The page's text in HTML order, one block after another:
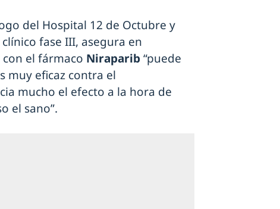
del Hospital 12 de Octubre y
fase III, asegura en
el fármaco Niraparib “puede
muy eficaz contra el
mucho el efecto a la hora de
el sano”.